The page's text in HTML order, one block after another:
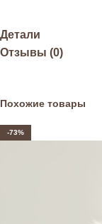
Детали
Отзывы (0)
Похожие товары
-73%